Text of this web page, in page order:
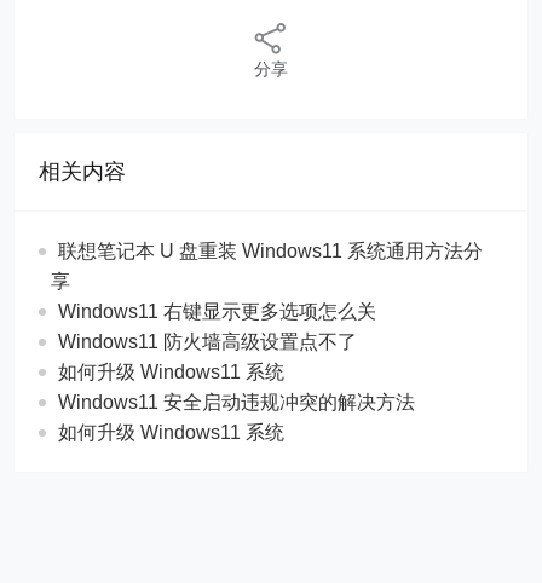
分享
相关内容
联想笔记本 U 盘重装 Windows11 系统通用方法分
享
Windows11 右键显示更多选项怎么关
Windows11 防火墙高级设置点不了
如何升级 Windows11 系统
Windows11 安全启动违规冲突的解决方法
如何升级 Windows11 系统